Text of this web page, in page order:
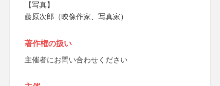
【写真】
藤原次郎（映像作家、写真家）
著作権の扱い
主催者にお問い合わせください